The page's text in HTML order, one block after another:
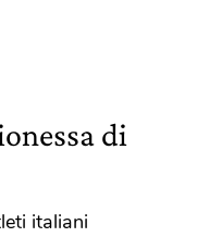
di
italiani